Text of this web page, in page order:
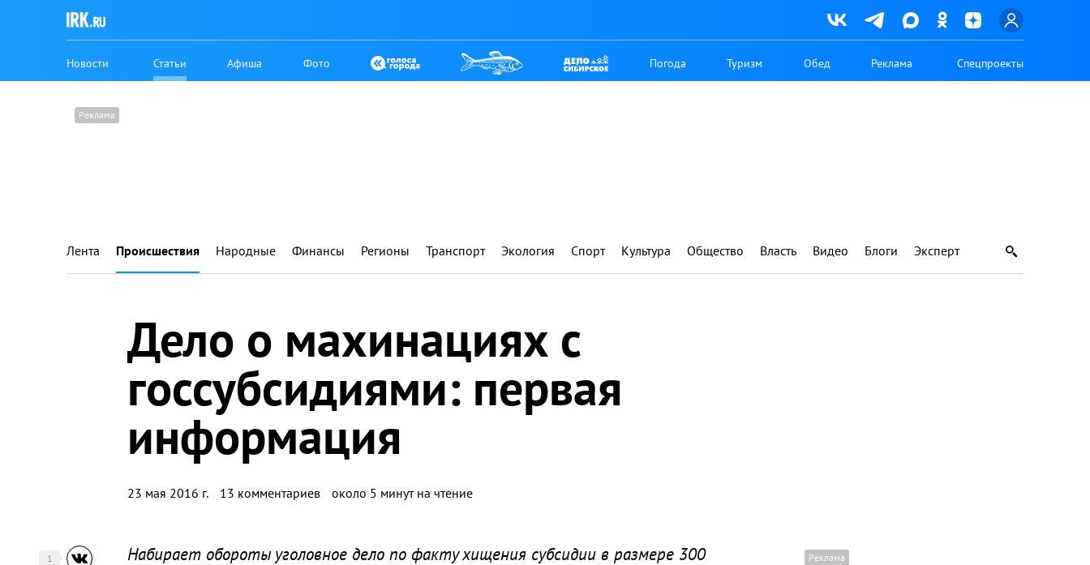
Новости Статьи Афиша Фото Погода Туризм Обед Реклама Спецпроекты
Лента Происшествия Народные Финансы Регионы Транспорт Экология Спорт Культура Общество Власть Видео Блоги Эксперт
Дело о махинациях с
госсубсидиями: первая
информация
23 мая 2016 г. 13 комментариев около 5 минут на чтение
Набирает обороты уголовное дело по факту хищения субсидии в размере 300
1